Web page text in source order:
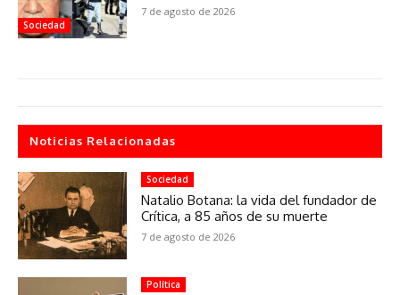
Sociedad
7 de agosto de 2026
Noticias Relacionadas
Sociedad
Natalio Botana: la vida del fundador de
Crítica, a 85 años de su muerte
7 de agosto de 2026
Política